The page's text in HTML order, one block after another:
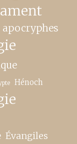
apocryphes
Hénoch
Évangiles